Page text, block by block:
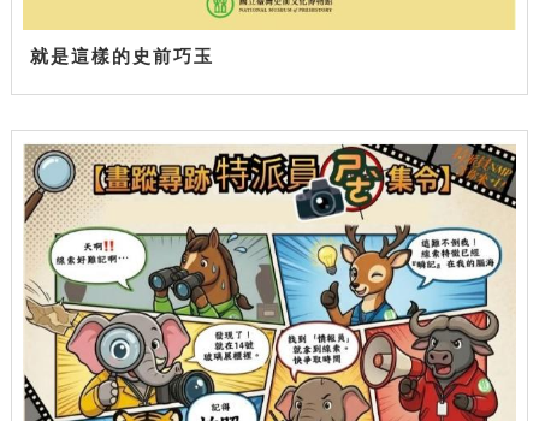
就是這樣的史前巧玉